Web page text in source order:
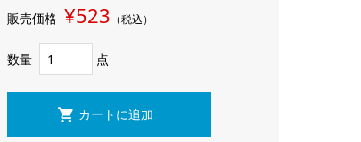
販売価格 ¥523 （税込）
数量 点